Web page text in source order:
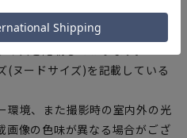
、着用感や実際のサイズ表に若
ます。予めご了承ください。
(ヌードサイズ)を記載している
境、また撮影時の室内外の光
画像の色味が異なる場合がござ